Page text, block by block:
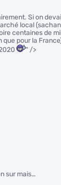
Si on
local (sachant
centaines de
pour la
" />
sur mais…